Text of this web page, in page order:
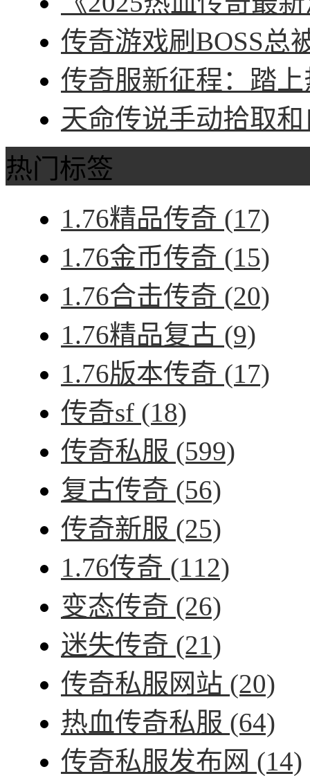
传奇游戏刷BOSS总
传奇服新征程：踏
天命传说手动拾取
热门标签
1.76精品传奇 (17)
1.76金币传奇 (15)
1.76合击传奇 (20)
1.76精品复古 (9)
1.76版本传奇 (17)
传奇sf (18)
传奇私服 (599)
复古传奇 (56)
传奇新服 (25)
1.76传奇 (112)
变态传奇 (26)
迷失传奇 (21)
传奇私服网站 (20)
热血传奇私服 (64)
传奇私服发布网 (14)